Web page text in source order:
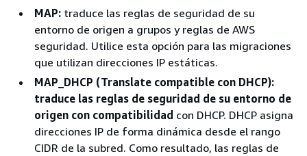
MAP: traduce las reglas de seguridad de su
entorno de origen a grupos y reglas de AWS
seguridad. Utilice esta opción para las migraciones
que utilizan direcciones IP estáticas.
MAP_DHCP (Translate compatible con DHCP):
traduce las reglas de seguridad de su entorno de
origen con compatibilidad con DHCP. DHCP asigna
direcciones IP de forma dinámica desde el rango
CIDR de la subred. Como resultado, las reglas de